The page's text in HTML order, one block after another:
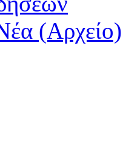
(Αρχείο)